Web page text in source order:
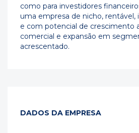
como para investidores
uma empresa de nicho, rentável,
e com potencial de crescimento
comercial e expansão em
acrescentado.
DADOS DA EMPRESA